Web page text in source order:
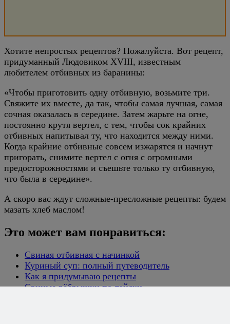
Хотите непростых рецептов? Пожалуйста. Вот рецепт,
придуманный Людовиком XVIII, известным
любителем отбивных из баранины:
«Чтобы приготовить одну отбивную, возьмите три.
Свяжите их вместе, да так, чтобы самая лучшая, самая
сочная оказалась в середине. Затем жарьте на огне,
постоянно крутя вертел, с тем, чтобы сок крайних
отбивных напитывал ту, что находится между ними.
Когда крайние отбивные совсем изжарятся и начнут
пригорать, снимите вертел с огня с огромными
предосторожностями и съешьте только ту отбивную,
что была в середине».
А скоро вас ждут сложные-пресложные рецепты: будем
мазать хлеб маслом!
Это может вам понравиться:
Свиная отбивная с начинкой
Куриный суп: полный путеводитель
Как я придумываю рецепты
Свиные рёбрышки по-тайски